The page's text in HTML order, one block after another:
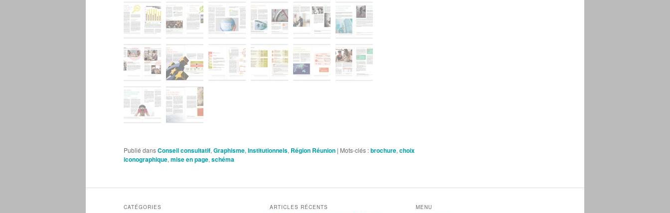
Publié dansConseil consultatif, Graphisme, Institutionnels, Région Réunion | Mots-clés :brochure, choix
iconographique, mise en page, schéma
CATÉGORIES ARTICLES RÉCENTS MENU